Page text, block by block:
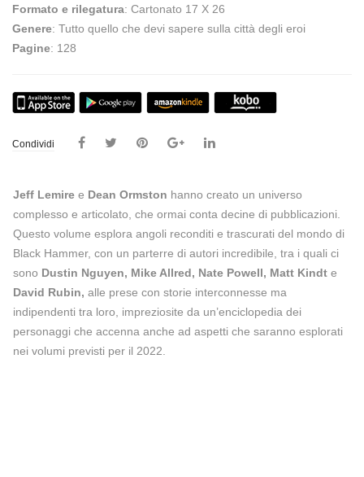
Formato e rilegatura: Cartonato 17 X 26
Genere: Tutto quello che devi sapere sulla città degli eroi
Pagine: 128
Condividi
Jeff Lemire e Dean Ormston hanno creato un universo
complesso e articolato, che ormai conta decine di pubblicazioni.
Questo volume esplora angoli reconditi e trascurati del mondo di
Black Hammer, con un parterre di autori incredibile, tra i quali ci
sono Dustin Nguyen, Mike Allred, Nate Powell, Matt Kindt e
David Rubin, alle prese con storie interconnesse ma
indipendenti tra loro, impreziosite da un’enciclopedia dei
personaggi che accenna anche ad aspetti che saranno esplorati
nei volumi previsti per il 2022.